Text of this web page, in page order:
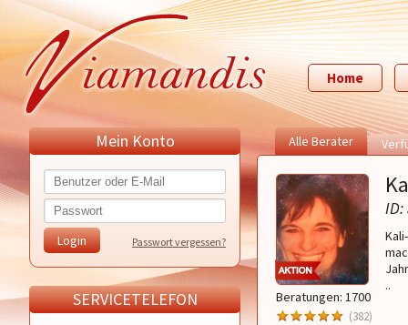
Home
Mein Konto
Passwort vergessen?
SERVICETELEFON
Alle Berater
Beratungen: 1700
(382)
ID:
..